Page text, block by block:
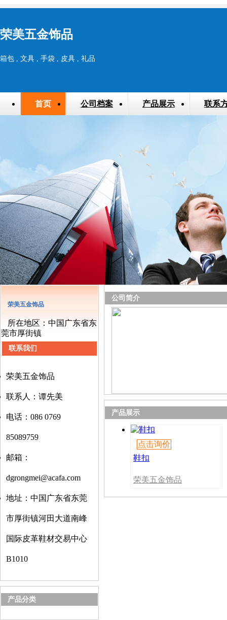
荣美五金饰品
箱包 , 文具 , 手袋 , 皮具 , 礼品
首页 公司档案 产品展示 联系
荣美五金饰品
所在地区：中国广东省东
莞市厚街镇
联系我们
荣美五金饰品
联系人：谭先美
电话：086 0769
85089759
邮箱：
dgrongmei@acafa.com
地址：中国广东省东莞
市厚街镇河田大道南峰
国际皮革鞋材交易中心
B1010
产品分类
公司简介
产品展示
点击询价
鞋扣
荣美五金饰品